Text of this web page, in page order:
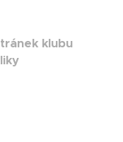
klubu